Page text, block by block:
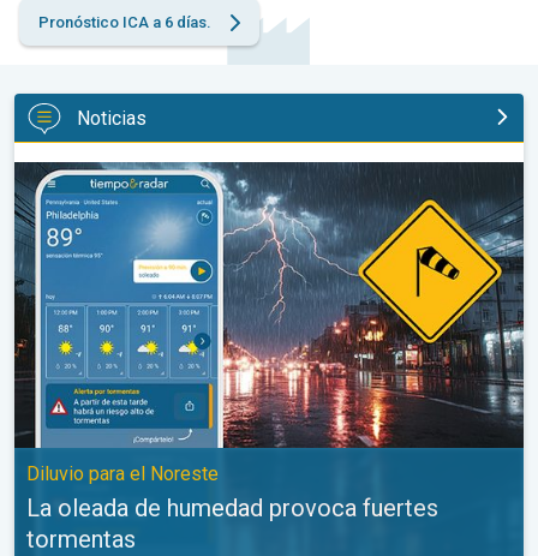
Pronóstico ICA a 6 días.
Noticias
La oleada de humedad provoca fuertes tormentas. Diluvio
Diluvio para el Noreste
La oleada de humedad provoca fuertes
tormentas